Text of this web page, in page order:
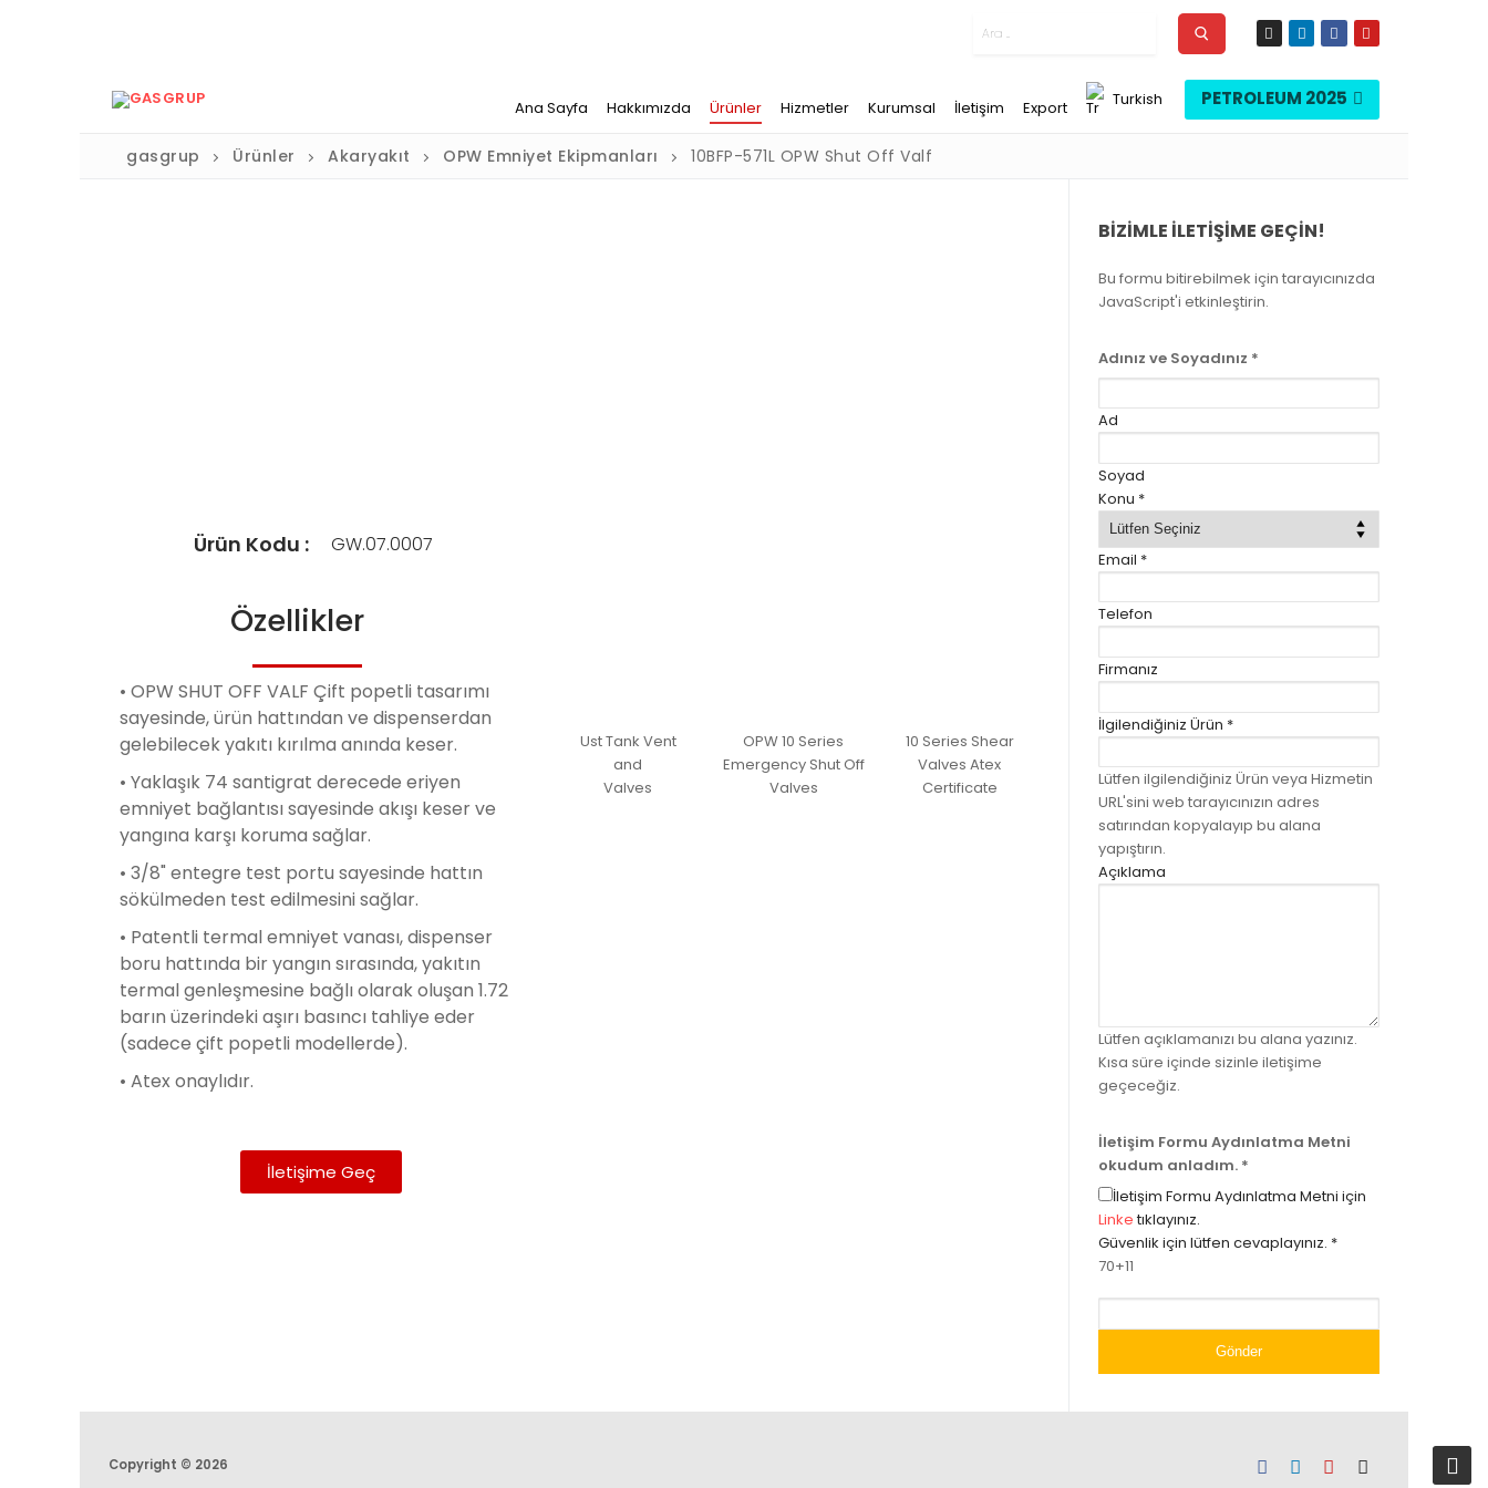
Ana Sayfa Hakkımızda Ürünler Hizmetler Kurumsal İletişim Export Turkish PETROLEUM 2025
gasgrup Ürünler Akaryakıt OPW Emniyet Ekipmanları 10BFP-571L OPW Shut Off Valf
Ürün Kodu : GW.07.0007
Özellikler
• OPW SHUT OFF VALF Çift popetli tasarımı
sayesinde, ürün hattından ve dispenserdan
gelebilecek yakıtı kırılma anında keser.
• Yaklaşık 74 santigrat derecede eriyen
emniyet bağlantısı sayesinde akışı keser ve
yangına karşı koruma sağlar.
• 3/8" entegre test portu sayesinde hattın
sökülmeden test edilmesini sağlar.
• Patentli termal emniyet vanası, dispenser
boru hattında bir yangın sırasında, yakıtın
termal genleşmesine bağlı olarak oluşan 1.72
barın üzerindeki aşırı basıncı tahliye eder
(sadece çift popetli modellerde).
• Atex onaylıdır.
İletişime Geç
Ust Tank Vent
and
Valves
OPW 10 Series
Emergency Shut Off
Valves
10 Series Shear
Valves Atex
Certificate
BIZIMLE İLETIŞIME GEÇIN!
Bu formu bitirebilmek için tarayıcınızda
JavaScript'i etkinleştirin.
Adınız ve Soyadınız *
Ad
Soyad
Konu *
Email *
Telefon
Firmanız
İlgilendiğiniz Ürün *
Lütfen ilgilendiğiniz Ürün veya Hizmetin
URL'sini web tarayıcınızın adres
satırından kopyalayıp bu alana
yapıştırın.
Açıklama
Lütfen açıklamanızı bu alana yazınız.
Kısa süre içinde sizinle iletişime
geçeceğiz.
İletişim Formu Aydınlatma Metni
okudum anladım. *
İletişim Formu Aydınlatma Metni için
Linketıklayınız.
Güvenlik için lütfen cevaplayınız. *
70+11
Gönder
Copyright © 2026